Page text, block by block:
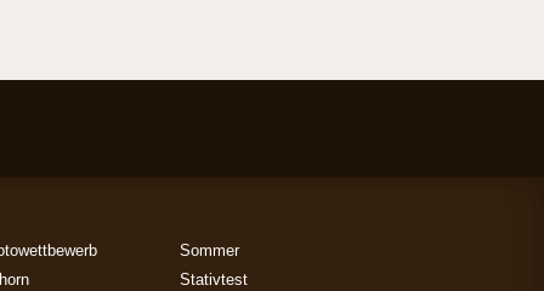
Sommer
Stativtest